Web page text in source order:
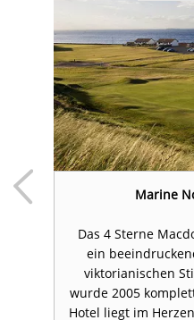
Marine
Das 4 Sterne
ein
viktorianischen
wurde 2005
Hotel liegt im